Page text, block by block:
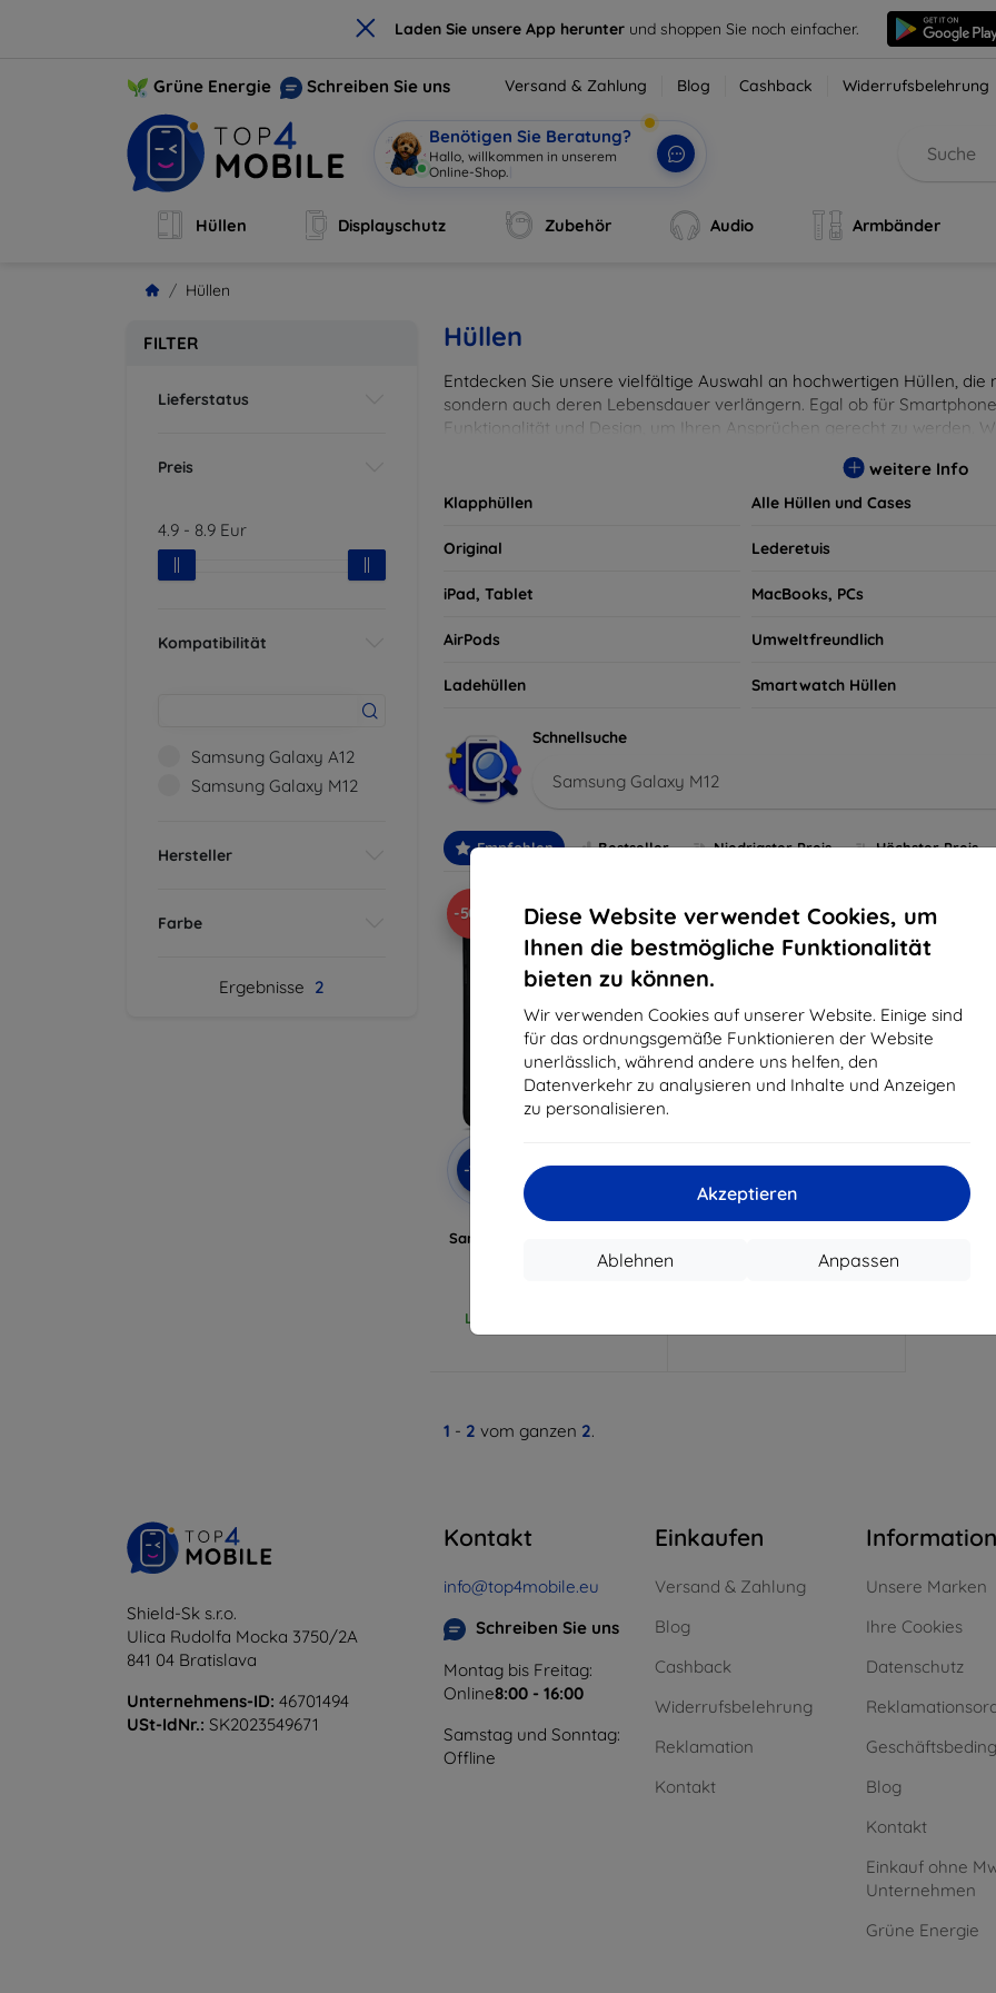
× Laden Sie unsere App herunter und shoppen Sie noch einfacher.
Diese Website verwendet Cookies, um
Ihnen die bestmögliche Funktionalität
bieten zu können.
Wir verwenden Cookies auf unserer Website. Einige sind
für das ordnungsgemäße Funktionieren der Website
unerlässlich, während andere uns helfen, den
Datenverkehr zu analysieren und Inhalte und Anzeigen
zu personalisieren.
Akzeptieren
Anpassen
Ablehnen
Grüne Energie Schreiben Sie uns Versand & Zahlung Blog Cashback Widerrufsbelehrung
Benötigen Sie Beratung?
Hallo, willkommen in unserem
Online-Shop.
Hüllen Displayschutz Zubehör Audio Armbänder
Hüllen
FILTER
Lieferstatus
Preis
4.9 - 8.9 Eur
Kompatibilität
Samsung Galaxy A12
Samsung Galaxy M12
Hersteller
Farbe
Ergebnisse 2
Hüllen
Entdecken Sie unsere vielfältige Auswahl an hochwertigen Hüllen,
sondern auch deren Lebensdauer verlängern. Egal ob für
Funktionalität und Design, um Ihren Ansprüchen gerecht zu werden.
weitere Info
Klapphüllen Alle Hüllen und Cases
Original Lederetuis
iPad, Tablet MacBooks, PCs
AirPods Umweltfreundlich
Ladehüllen Smartwatch Hüllen
Schnellsuche
Samsung Galaxy M12
Empfohlen Bestseller Niedrigster Preis Höchster Preis
-50%
-10%
mit
Gutschein
EXTRA10
Beline Silikonhülle für
Samsung M12 M127, schwarz
Letztes Stück auf Lager
-10%
-10%
mit
Gutschein
EXTRA10
Beline Case Candy Samsung
1 - 2 vom ganzen 2.
Shield-Sk s.r.o.
Ulica Rudolfa Mocka 3750/2A
841 04 Bratislava
Unternehmens-ID: 46701494
USt-IdNr.: SK2023549671
Kontakt
info@top4mobile.eu
Schreiben Sie uns
Montag bis Freitag:
Online8:00 - 16:00
Samstag und Sonntag:
Offline
Einkaufen
Versand & Zahlung
Blog
Cashback
Widerrufsbelehrung
Reklamation
Kontakt
Information
Unsere Marken
Ihre Cookies
Datenschutz
Blog
Kontakt
Einkauf ohne
Unternehmen
Grüne Energie